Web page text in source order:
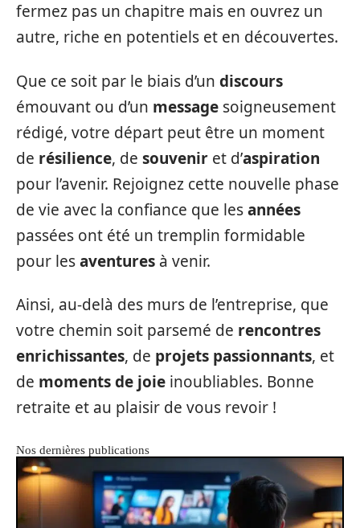
fermez pas un chapitre mais en ouvrez un
autre, riche en potentiels et en découvertes.
Que ce soit par le biais d’un discours
émouvant ou d’un message soigneusement
rédigé, votre départ peut être un moment
de résilience, de souvenir et d’aspiration
pour l’avenir. Rejoignez cette nouvelle phase
de vie avec la confiance que lesannées
passées ont été un tremplin formidable
pour lesaventures à venir.
Ainsi, au-delà des murs de l’entreprise, que
votre chemin soit parsemé de rencontres
enrichissantes, de projets passionnants, et
de moments de joie inoubliables. Bonne
retraite et au plaisir de vous revoir !
Nos dernières publications